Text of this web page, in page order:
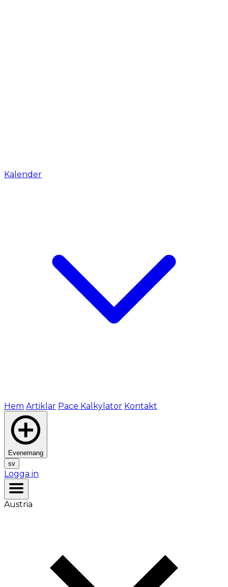
Kalender
Hem Artiklar Pace Kalkylator Kontakt
Evenemang
sv
Logga in
Austria